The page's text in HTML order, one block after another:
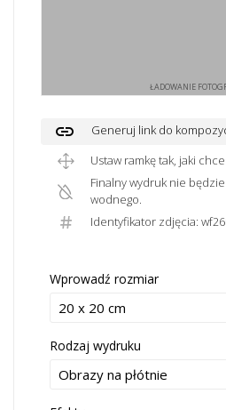
ŁADOWANIE
link
Generuj link do
Ustaw ramkę tak, jaki
Finalny wydruk nie
wodnego.
Identyfikator zdjęcia:
Wprowadź rozmiar
Rodzaj wydruku